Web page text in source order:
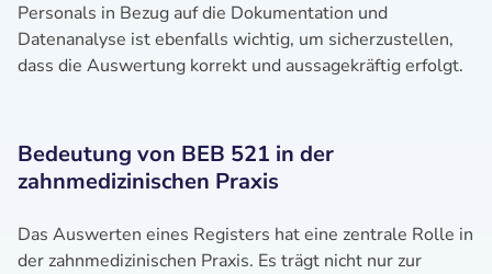
Personals in Bezug auf die Dokumentation und
Datenanalyse ist ebenfalls wichtig, um sicherzustellen,
dass die Auswertung korrekt und aussagekräftig erfolgt.
Bedeutung von BEB 521 in der
zahnmedizinischen Praxis
Das Auswerten eines Registers hat eine zentrale Rolle in
der zahnmedizinischen Praxis. Es trägt nicht nur zur